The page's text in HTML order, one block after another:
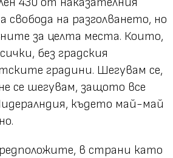
свобода на разголването, но
за целта места. Които,
без градския
градини. Шегувам се,
се шегувам, защото все
където май-май
в страни като